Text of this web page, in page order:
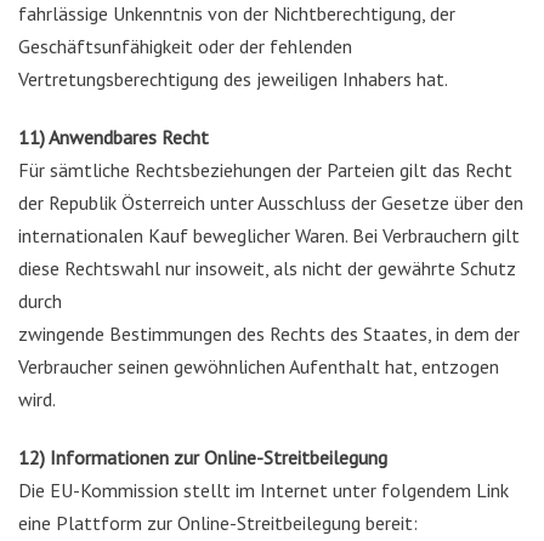
fahrlässige Unkenntnis von der Nichtberechtigung, der
Geschäftsunfähigkeit oder der fehlenden
Vertretungsberechtigung des jeweiligen Inhabers hat.
11) Anwendbares Recht
Für sämtliche Rechtsbeziehungen der Parteien gilt das Recht
der Republik Österreich unter Ausschluss der Gesetze über den
internationalen Kauf beweglicher Waren. Bei Verbrauchern gilt
diese Rechtswahl nur insoweit, als nicht der gewährte Schutz
durch
zwingende Bestimmungen des Rechts des Staates, in dem der
Verbraucher seinen gewöhnlichen Aufenthalt hat, entzogen
wird.
12) Informationen zur Online-Streitbeilegung
Die EU-Kommission stellt im Internet unter folgendem Link
eine Plattform zur Online-Streitbeilegung bereit: